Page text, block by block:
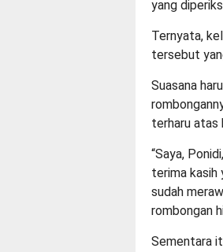
yang
Ternyata,
tersebut
Suasana
terharu atas
“Saya,
terima kasih
sudah
rombongan
Sementara